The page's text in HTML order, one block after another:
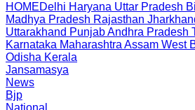
HOMEDelhi Haryana Uttar Pradesh
Madhya Pradesh Rajasthan
Uttarakhand PunjabAndhra Pradesh
Karnataka Maharashtra Assam West
Odisha Kerala
Jansamasya
News
Bjp
National